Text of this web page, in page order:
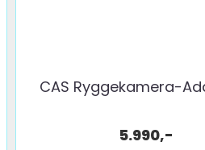
CAS Ryggekamera-
5.990,-